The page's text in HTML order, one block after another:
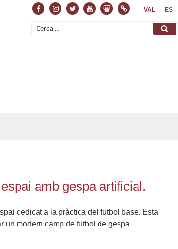
FacebookInstagram
TwitterYoutubeSlideshare
NormasVAL ES
Cerca:
amb gespa artificial.
dedicat a la pràctica del futbol base. Esta
un modern camp de futbol de gespa